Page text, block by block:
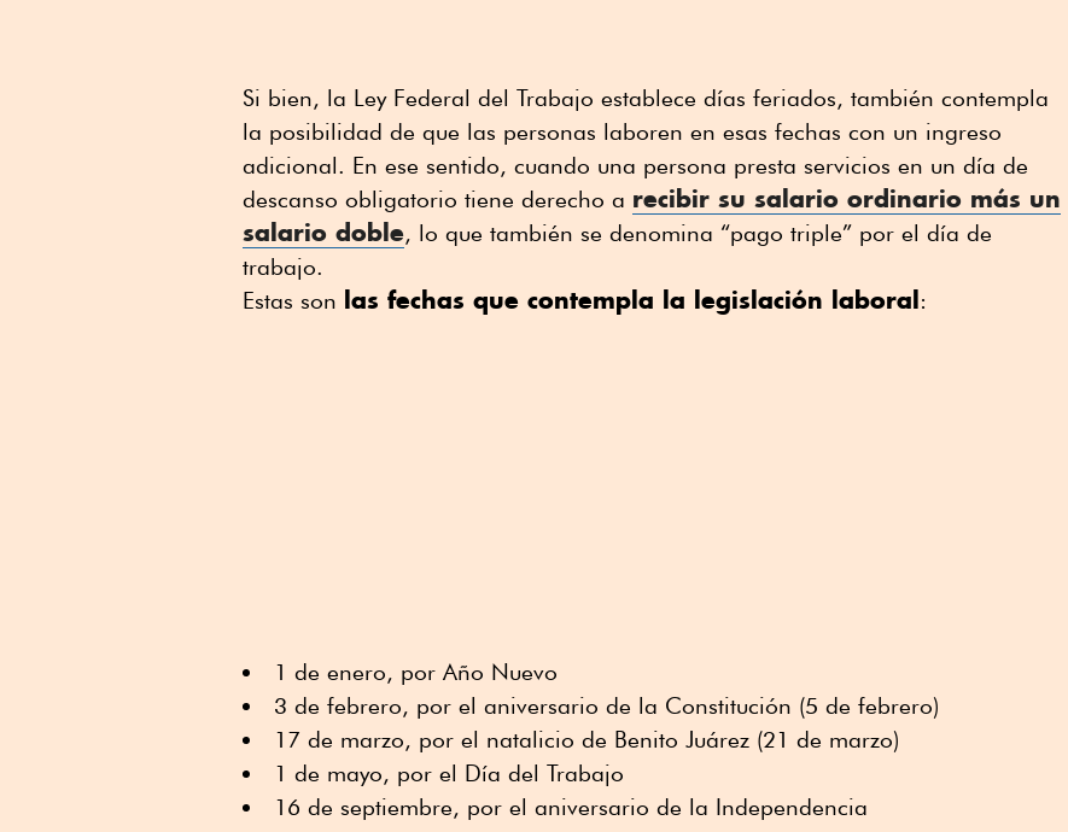
Si bien, la Ley Federal del Trabajo establece días feriados, también contempla
la posibilidad de que las personas laboren en esas fechas con un ingreso
adicional. En ese sentido, cuando una persona presta servicios en un día de
descanso obligatorio tiene derecho a recibir su salario ordinario más un
salario doble, lo que también se denomina “pago triple” por el día de
trabajo.
Estas son las fechas que contempla la legislación laboral :
1 de enero, por Año Nuevo
3 de febrero, por el aniversario de la Constitución (5 de febrero)
17 de marzo, por el natalicio de Benito Juárez (21 de marzo)
1 de mayo, por el Día del Trabajo
16 de septiembre, por el aniversario de la Independencia